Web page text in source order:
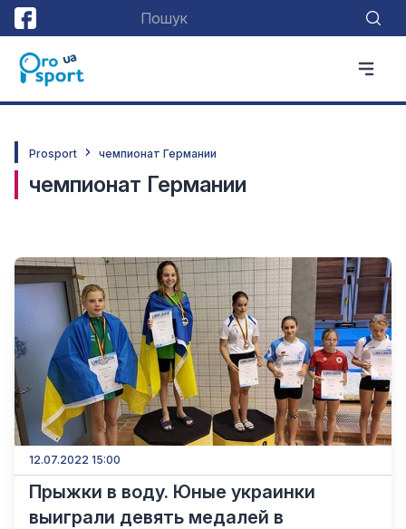
Prosport чемпионат Германии
чемпионат Германии
12.07.2022 15:00
Прыжки в воду. Юные украинки
выиграли девять медалей в